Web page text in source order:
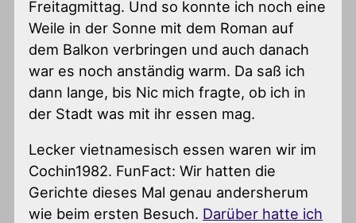
Freitagmittag. Und so konnte ich noch eine
Weile in der Sonne mit dem Roman auf
dem Balkon verbringen und auch danach
war es noch anständig warm. Da saß ich
dann lange, bis Nic mich fragte, ob ich in
der Stadt was mit ihr essen mag.
Lecker vietnamesisch essen waren wir im
Cochin1982. FunFact: Wir hatten die
Gerichte dieses Mal genau andersherum
wie beim ersten Besuch. Darüber hatte ich